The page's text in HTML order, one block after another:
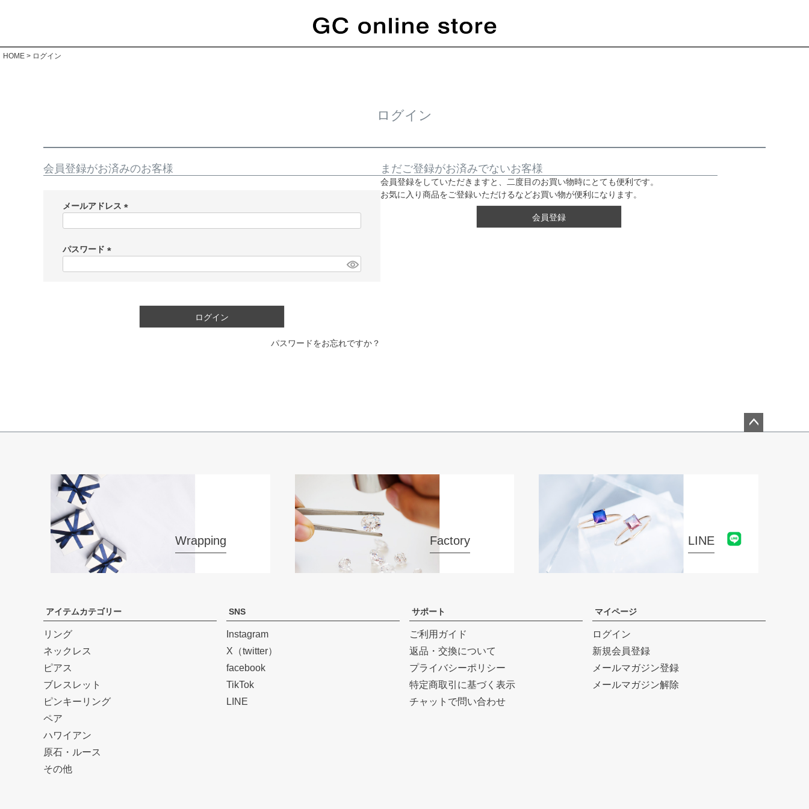
HOME ログイン
ログイン
会員登録がお済みのお客様
メールアドレス
)
パスワード
ログイン
パスワードをお忘れですか？
まだご登録がお済みでないお客様
会員登録をしていただきますと、二度目のお買い物時にとても便利です。
お気に入り商品をご登録いただけるなどお買い物が便利になります。
会員登録
Wrapping Factory LINE
アイテムカテゴリー
リング
ネックレス
ピアス
ブレスレット
ピンキーリング
ペア
ハワイアン
原石・ルース
その他
SNS
Instagram
X（twitter）
facebook
TikTok
LINE
サポート
ご利用ガイド
返品・交換について
プライバシーポリシー
特定商取引に基づく表示
チャットで問い合わせ
マイページ
ログイン
新規会員登録
メールマガジン登録
メールマガジン解除